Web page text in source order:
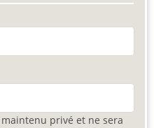
privé et ne sera